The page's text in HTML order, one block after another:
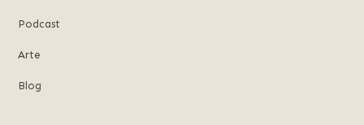
Podcast
Arte
Blog